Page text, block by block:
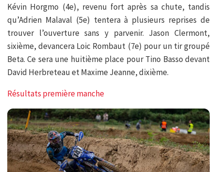
Kévin Horgmo (4e), revenu fort après sa chute, tandis
qu’Adrien Malaval (5e) tentera à plusieurs reprises de
trouver l’ouverture sans y parvenir. Jason Clermont,
sixième, devancera Loic Rombaut (7e) pour un tir groupé
Beta. Ce sera une huitième place pour Tino Basso devant
David Herbreteau et Maxime Jeanne, dixième.
Résultats première manche